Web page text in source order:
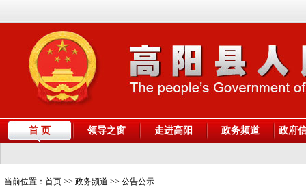
首 页 领导之窗 走进高阳 政务频道 政府
当前位置： 首页 >> 政务频道 >> 公告公示